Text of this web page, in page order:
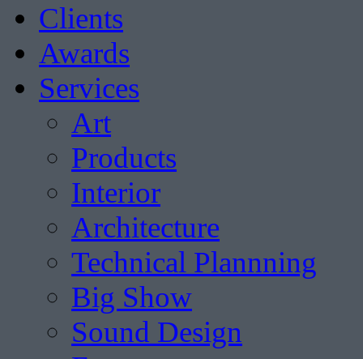
Clients
Awards
Services
Art
Products
Interior
Architecture
Technical Plannning
Big Show
Sound Design